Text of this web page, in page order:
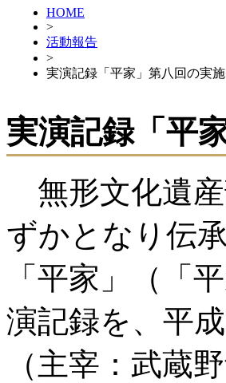
HOME
>
活動報告
>
実演記録「平家」第八回の実施
実演記録「平
無形文化遺
ずかとなり伝
「平家」（「
演記録を、平
（主宰：武蔵